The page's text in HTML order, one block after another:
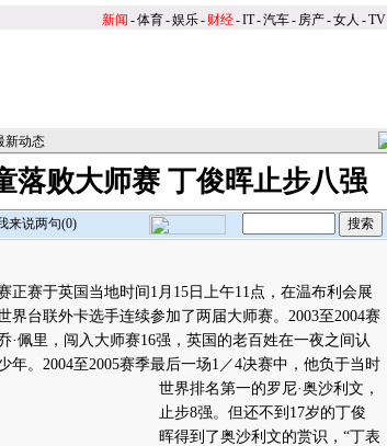
新闻 -体育-娱乐- 财经-IT-汽车- 房产-女人 -TV
新动态
落败大师赛 丁俊晖止步八强
来说两句(0)
赛于英国当地时间1月15日上午11点，在温布利会展
界台联外卡选手连续参加了两届大师赛。2003至2004赛
·佩里，闯入大师赛16强，英国的老百姓在一夜之间认
年。 2004至2005赛季最后一场1／4决赛中，他负于当时
世界排名第一的罗尼·奥沙利文，
止步8强。但还不到17岁的丁俊
晖得到了奥沙利文的赏识，“丁表